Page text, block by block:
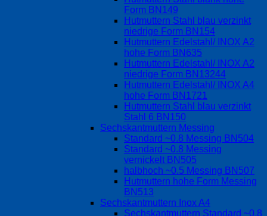
Form BN149
Hutmuttern Stahl blau verzinkt
niedrige Form BN154
Hutmuttern Edelstahl/ INOX A2
hohe Form BN635
Hutmuttern Edelstahl/ INOX A2
niedrige Form BN13244
Hutmuttern Edelstahl/ INOX A4
hohe Form BN1721
Hutmuttern Stahl blau verzinkt
Stahl 6 BN150
Sechskantmuttern Messing
Standard ~0.8 Messing BN504
Standard ~0.8 Messing
vernickelt BN505
halbhoch ~0.5 Messing BN507
Hutmuttern hohe Form Messing
BN513
Sechskantmuttern Inox A4
Sechskantmuttern Standard ~0.8